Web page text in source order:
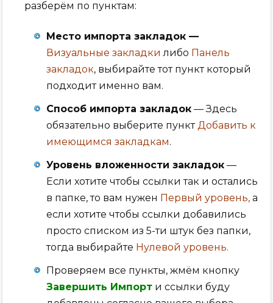
разберём по пунктам:
Место импорта закладок —
Визуальные закладки либо Панель
закладок, выбирайте тот пункт который
подходит именно вам.
Способ импорта закладок — Здесь
обязательно выберите пунктДобавить к
имеющимся закладкам.
Уровень вложенности закладок —
Если хотите чтобы ссылки так и остались
в папке, то вам нужен Первый уровень, а
если хотите чтобы ссылки добавились
просто списком из 5-ти штук без папки,
тогда выбирайте Нулевой уровень.
Проверяем все пункты, жмём кнопку
Завершить Импорт и ссылки буду